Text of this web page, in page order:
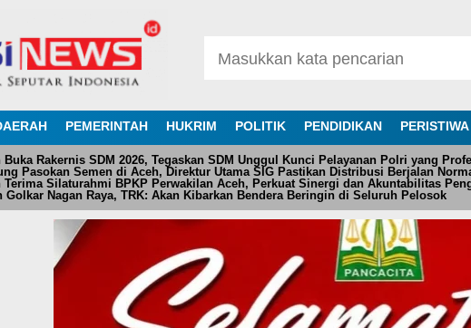
PEMERINTAH HUKRIM POLITIK PENDIDIKAN PERISTIWA
Buka Rakernis SDM 2026, Tegaskan SDM Unggul Kunci Pelayanan Polri yang
Pasokan Semen di Aceh, Direktur Utama SIG Pastikan Distribusi Berjalan
Terima Silaturahmi BPKP Perwakilan Aceh, Perkuat Sinergi dan Akuntabilitas
Golkar Nagan Raya, TRK: Akan Kibarkan Bendera Beringin di Seluruh Pelosok